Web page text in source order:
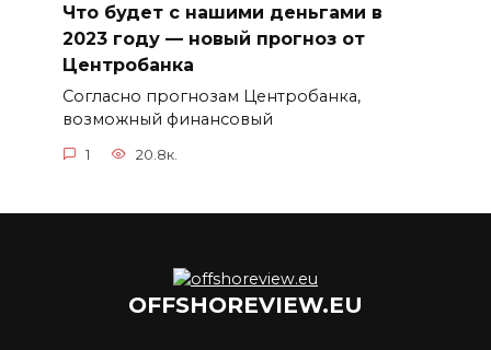
Что будет с нашими деньгами в
2023 году — новый прогноз от
Центробанка
Согласно прогнозам Центробанка,
возможный финансовый
1 20.8к.
OFFSHOREVIEW.EU